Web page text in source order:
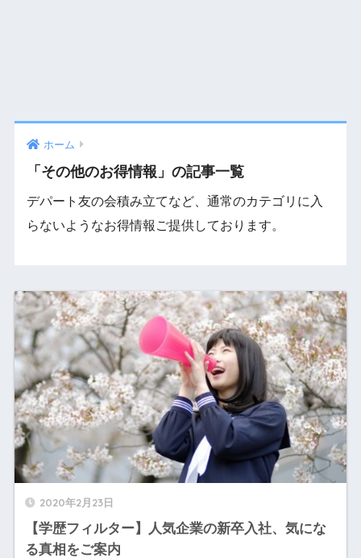
ホーム
「その他のお得情報」の記事一覧
デパート友の会積み立てなど、通常のカテゴリに入
らないようなお得情報ご提供しております。
2020年2月23日
【学歴フィルター】人気企業の新卒入社、気にな
る真相をご案内